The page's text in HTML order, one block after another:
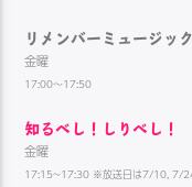
リメンバーミュージック
金曜
17:00～17:50
知るべし！しりべし！
金曜
17:15~17:30 ※放送日は7/10, 7/